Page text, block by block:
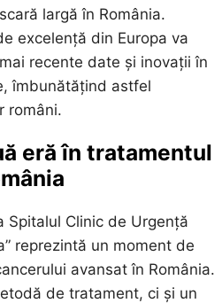
largă în România.
excelență din Europa va
recente date și inovații în
îmbunătățind astfel
români.
eră în tratamentul
Spitalul Clinic de Urgență
reprezintă un moment de
avansat în România.
de tratament, ci și un